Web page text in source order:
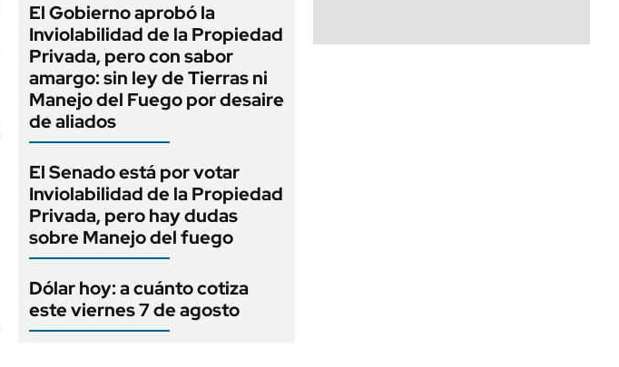
El Gobierno aprobó la
Inviolabilidad de la Propiedad
Privada, pero con sabor
amargo: sin ley de Tierras ni
Manejo del Fuego por desaire
de aliados
El Senado está por votar
Inviolabilidad de la Propiedad
Privada, pero hay dudas
sobre Manejo del fuego
Dólar hoy: a cuánto cotiza
este viernes 7 de agosto